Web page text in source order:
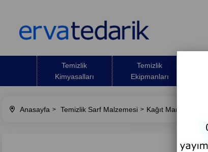
Temizlik
Kimyasalları
Temizlik
Ekipmanları
Anasayfa Temizlik Sarf Malzemesi Kağıt Mamülleri